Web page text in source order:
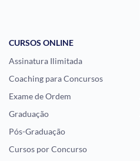
CURSOS ONLINE
Assinatura Ilimitada
Coaching para Concursos
Exame de Ordem
Graduação
Pós-Graduação
Cursos por Concurso